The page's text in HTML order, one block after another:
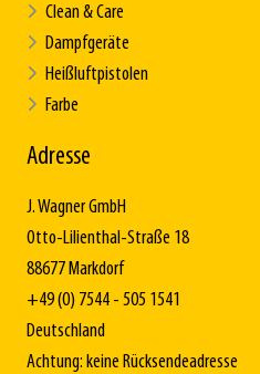
Clean & Care
Dampfgeräte
Heißluftpistolen
Farbe
Adresse
J. Wagner GmbH
Otto-Lilienthal-Straße 18
88677 Markdorf
+49 (0) 7544 - 505 1541
Deutschland
Achtung: keine Rücksendeadresse